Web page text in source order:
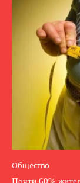
Общество